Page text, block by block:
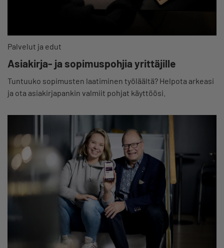
Palvelut ja edut
Asiakirja- ja sopimuspohjia yrittäjille
Tuntuuko sopimusten laatiminen työläältä? Helpota arkeasi
ja ota asiakirjapankin valmiit pohjat käyttöösi.